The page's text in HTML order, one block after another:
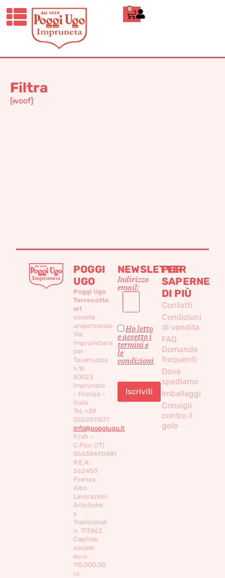
0
380
Filtra
[woof]
POGGI
UGO
Poggi Ugo
Terrecotte
srl
società
unipersonale
Via
Imprunetana
per
Tavarnuzze
n.16
50023
Impruneta
– Firenze –
Italia
Tel. +39
0552011077
info@poggiugo.it
P.IVA –
C.Fisc: (IT)
05638490481
R.E.A:
562450
Firenze
Albo
Lavorazioni
Artistiche
e
Tradizionali
n. 173862
Capitale
sociale:
euro
110,000,00
i.v.
NEWSLETTER
Indirizzo
email:
Ho letto
e accetto i
termini e
le
condizioni
PER
SAPERNE
DI PIÙ
Contatti
Condizioni
di vendita
FAQ
Domande
frequenti
Dove
spediamo
Imballaggi
Consigli
contro il
gelo